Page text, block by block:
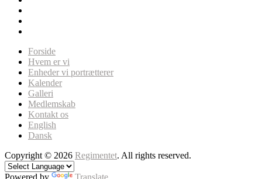
Forside
Hvem er vi
Enheder vi portrætterer
Kalender
Galleri
Medlemskab
Kontakt os
English
Dansk
Copyright © 2026 Regimentet. All rights reserved.
Powered by Translate